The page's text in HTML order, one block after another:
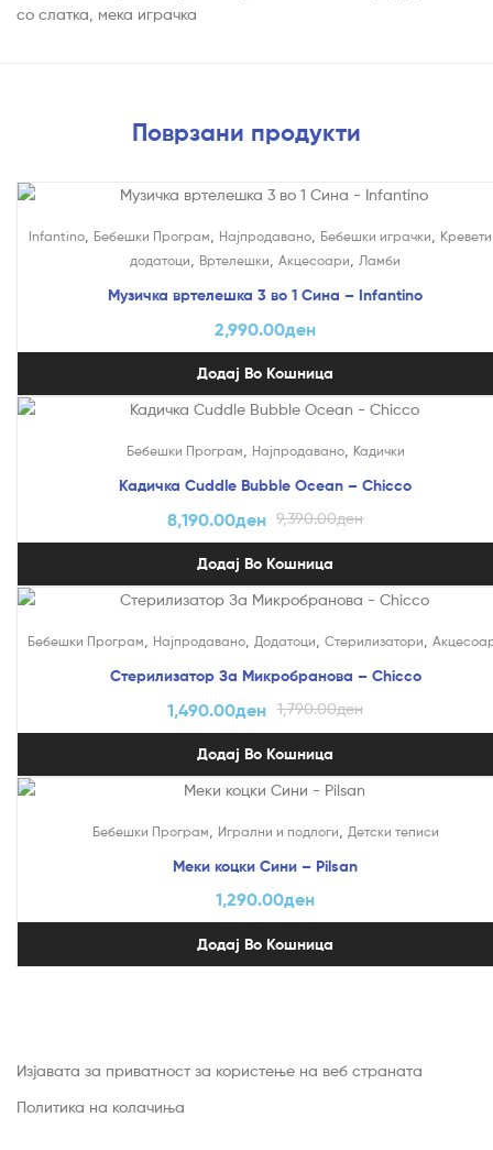
со слатка, мека играчка
Поврзани продукти
Infantino, Бебешки Програм Најпродавано, Бебешки играчки
додатоци
Вртелешки Акцесоари Ламби
Музичка вртелешка 3 во 1 Сина – Infantino
2,990.00ден
Додај Во Кошница
Бебешки Програм Најпродавано, Кадички
Кадичка Cuddle Bubble Ocean – Chicco
9,390.00ден
8,190.00ден
Додај Во Кошница
Бебешки Програм Најпродавано, Додатоци Стерилизатори
Стерилизатор За Микробранова – Chicco
1,790.00ден
1,490.00ден
Додај Во Кошница
Бебешки Програм Игрални и подлоги Детски теписи
Меки коцки Сини – Pilsan
1,290.00ден
Додај Во Кошница
Изјавата за приватност за користење на веб страната
Политика на колачиња